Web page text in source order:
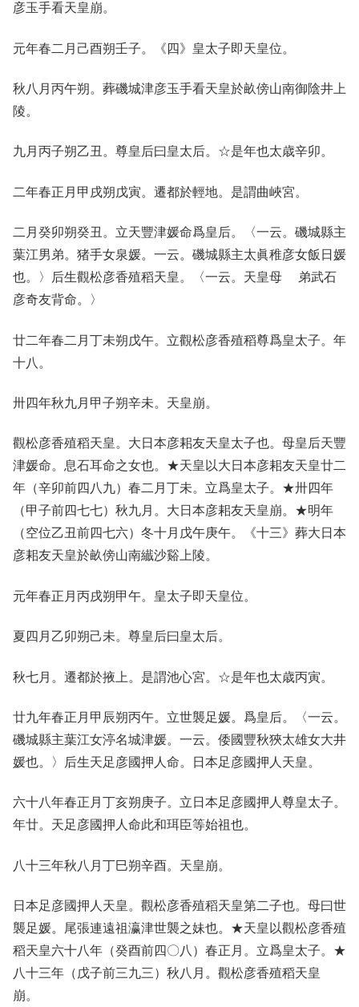
彦玉手看天皇崩。
元年春二月己酉朔壬子。《四》皇太子即天皇位。
秋八月丙午朔。葬磯城津彦玉手看天皇於畝傍山南御陰井上
陵。
九月丙子朔乙丑。尊皇后曰皇太后。☆是年也太歳辛卯。
二年春正月甲戌朔戊寅。遷都於輕地。是謂曲峽宮。
二月癸卯朔癸丑。立天豐津媛命爲皇后。〈一云。磯城縣主
葉江男弟。猪手女泉媛。一云。磯城縣主太眞稚彦女飯日媛
也。〉后生觀松彦香殖稻天皇。〈一云。天皇母 弟武石
彦奇友背命。〉
廿二年春二月丁未朔戊午。立觀松彦香殖稻尊爲皇太子。年
十八。
卅四年秋九月甲子朔辛未。天皇崩。
觀松彦香殖稻天皇。大日本彦耜友天皇太子也。母皇后天豐
津媛命。息石耳命之女也。★天皇以大日本彦耜友天皇廿二
年（辛卯前四八九）春二月丁未。立爲皇太子。★卅四年
（甲子前四七七）秋九月。大日本彦耜友天皇崩。★明年
（空位乙丑前四七六）冬十月戊午庚午。《十三》葬大日本
彦耜友天皇於畝傍山南纎沙谿上陵。
元年春正月丙戌朔甲午。皇太子即天皇位。
夏四月乙卯朔己未。尊皇后曰皇太后。
秋七月。遷都於掖上。是謂池心宮。☆是年也太歳丙寅。
廿九年春正月甲辰朔丙午。立世襲足媛。爲皇后。〈一云。
磯城縣主葉江女渟名城津媛。一云。倭國豐秋狹太雄女大井
媛也。〉后生天足彦國押人命。日本足彦國押人天皇。
六十八年春正月丁亥朔庚子。立日本足彦國押人尊皇太子。
年廿。天足彦國押人命此和珥臣等始祖也。
八十三年秋八月丁巳朔辛酉。天皇崩。
日本足彦國押人天皇。觀松彦香殖稻天皇第二子也。母曰世
襲足媛。尾張連遠祖瀛津世襲之妹也。★天皇以觀松彦香殖
稻天皇六十八年（癸酉前四〇八）春正月。立爲皇太子。★
八十三年（戊子前三九三）秋八月。觀松彦香殖稻天皇
崩。